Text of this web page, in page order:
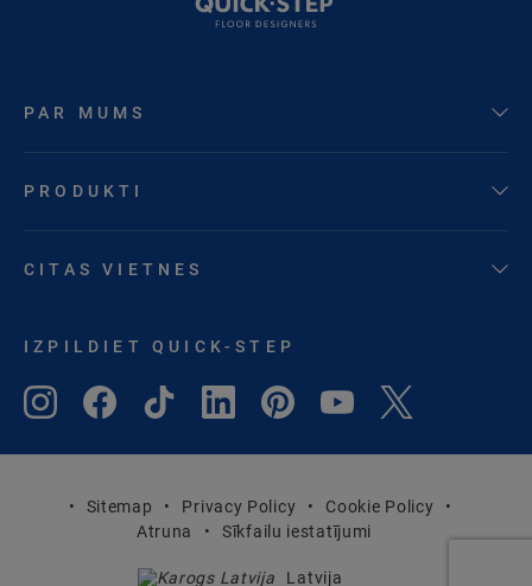
PAR MUMS
PRODUKTI
CITAS VIETNES
IZPILDIET QUICK-STEP
Sitemap Privacy Policy
Cookie Policy
Atruna
Sīkfailu iestatījumi
Latvija